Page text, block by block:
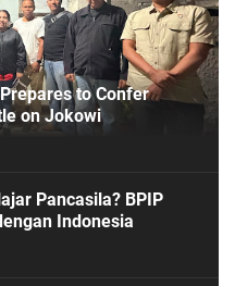
to Confer
on Jokowi
Pancasila? BPIP
Indonesia